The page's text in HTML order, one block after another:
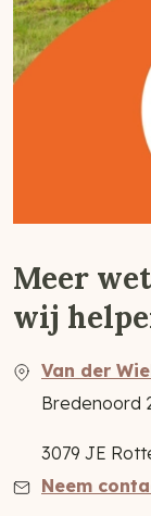
Meer
wij
Van der
Bredenoord
3079 JE
Neem